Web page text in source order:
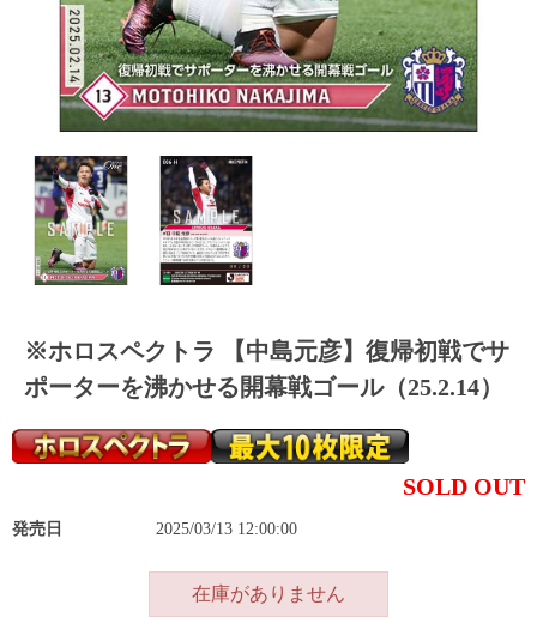
※ホロスペクトラ 【中島元彦】復帰初戦でサ
ポーターを沸かせる開幕戦ゴール（25.2.14）
SOLD OUT
発売日 2025/03/13 12:00:00
在庫がありません